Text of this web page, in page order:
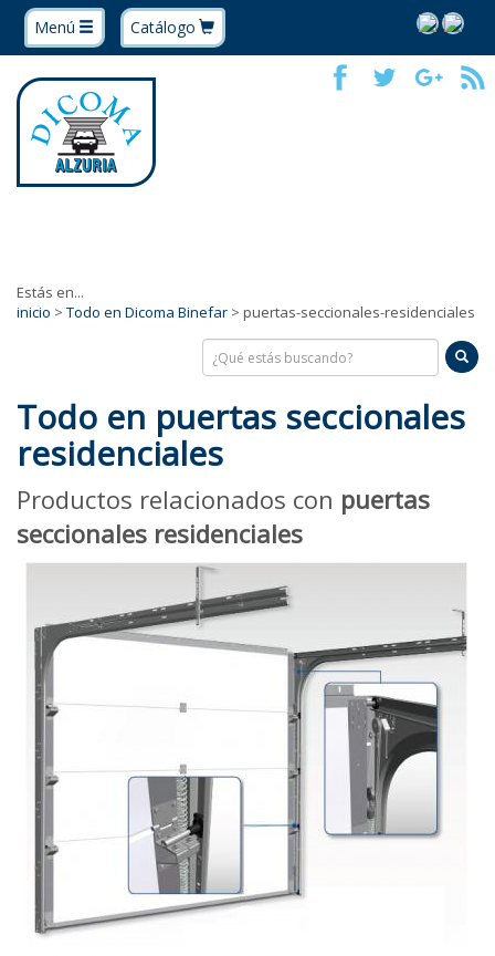
Menú Catálogo
Estás en...
inicio > Todo en Dicoma Binefar > puertas-seccionales-residenciales
Todo en puertas seccionales
residenciales
Productos relacionados con puertas
seccionales residenciales